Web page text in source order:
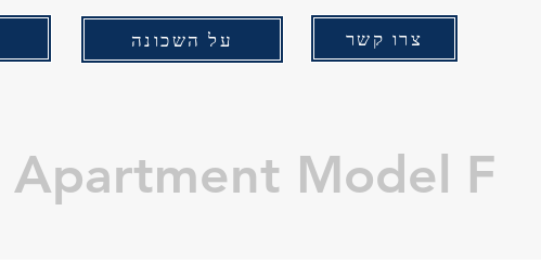
על השכונה צרו קשר
Apartment Model F